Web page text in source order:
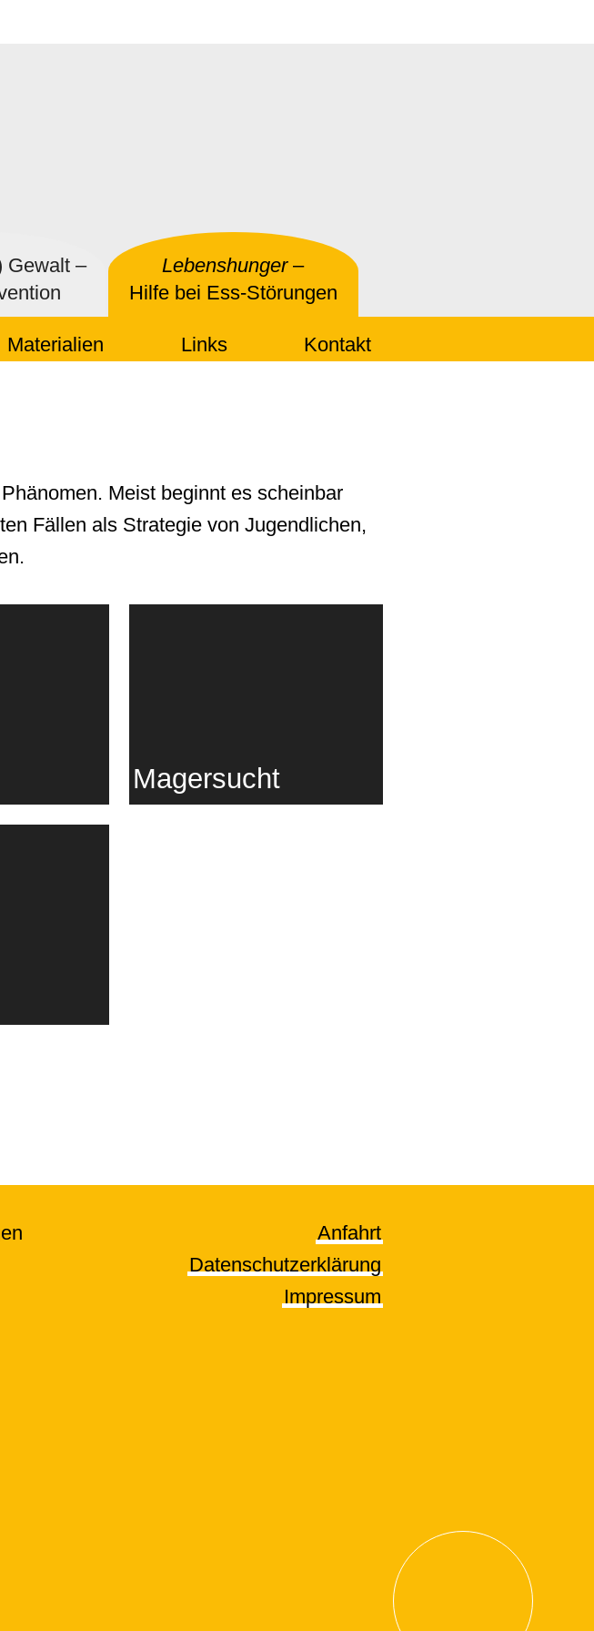
Gewalt –
Lebenshunger–
Hilfe bei Ess-Störungen
Materialien Links Kontakt
Meist beginnt es scheinbar
Fällen als Strategie von Jugendlichen,
Magersucht
Anfahrt
Datenschutzerklärung
Impressum